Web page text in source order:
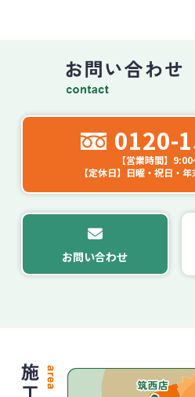
0120-
【営業時間】
【定休日】日曜・祝日・
お問い合わせ